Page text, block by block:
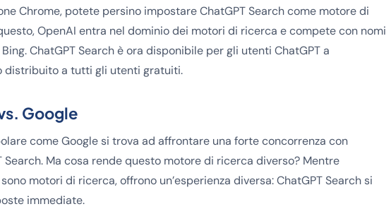
Chrome, potete persino impostare ChatGPT Search come motore di
OpenAI entra nel dominio dei motori di ricerca e compete con nomi
ChatGPT Search è ora disponibile per gli utenti ChatGPT a
distribuito a tutti gli utenti gratuiti.
Google
come Google si trova ad affrontare una forte concorrenza con
Search. Ma cosa rende questo motore di ricerca diverso? Mentre
motori di ricerca, offrono un’esperienza diversa: ChatGPT Search si
immediate.